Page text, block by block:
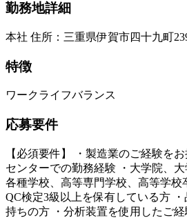
勤務地詳細
本社 住所：三重県伊賀市四十九町
特徴
ワークライフバランス
応募要件
【必須要件】 ・製造業のご経験を
センターでの勤務経験 ・大学院、
各種学校、高等専門学校、高等学校
QC検定3級以上を保有している方
持ちの方 ・分析装置を使用したご